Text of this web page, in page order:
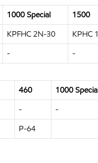
1000 Special 1500
KPFHC 2N-30 KPHC
- -
460 1000
- -
P-64